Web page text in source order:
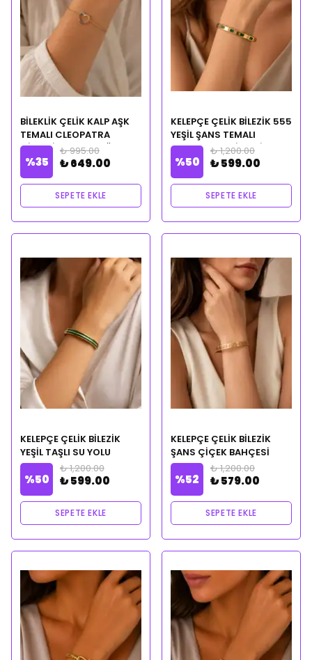
BİLEKLİK ÇELİK KALP AŞK
TEMALI CLEOPATRA
CİLVESİ NOTALI YAĞ
HEDİYELİ
%35
₺ 995.00
₺ 649.00
SEPETE EKLE
KELEPÇE ÇELİK BİLEZİK 555
YEŞİL ŞANS TEMALI
CLEOPATRA CİLVESİ
NOTALI YAĞ HEDİYELİ
%50
₺ 1,200.00
₺ 599.00
SEPETE EKLE
KELEPÇE ÇELİK BİLEZİK
YEŞİL TAŞLI SU YOLU
TEMALI CLEOPATRA
CİLVESİ NOTALI YAĞ
HEDİYELİ
%50
₺ 1,200.00
₺ 599.00
SEPETE EKLE
KELEPÇE ÇELİK BİLEZİK
ŞANS ÇİÇEK BAHÇESİ
TEMALI CLEOPATRA
CİLVESİ NOTALI YAĞ
HEDİYELİ
%52
₺ 1,200.00
₺ 579.00
SEPETE EKLE